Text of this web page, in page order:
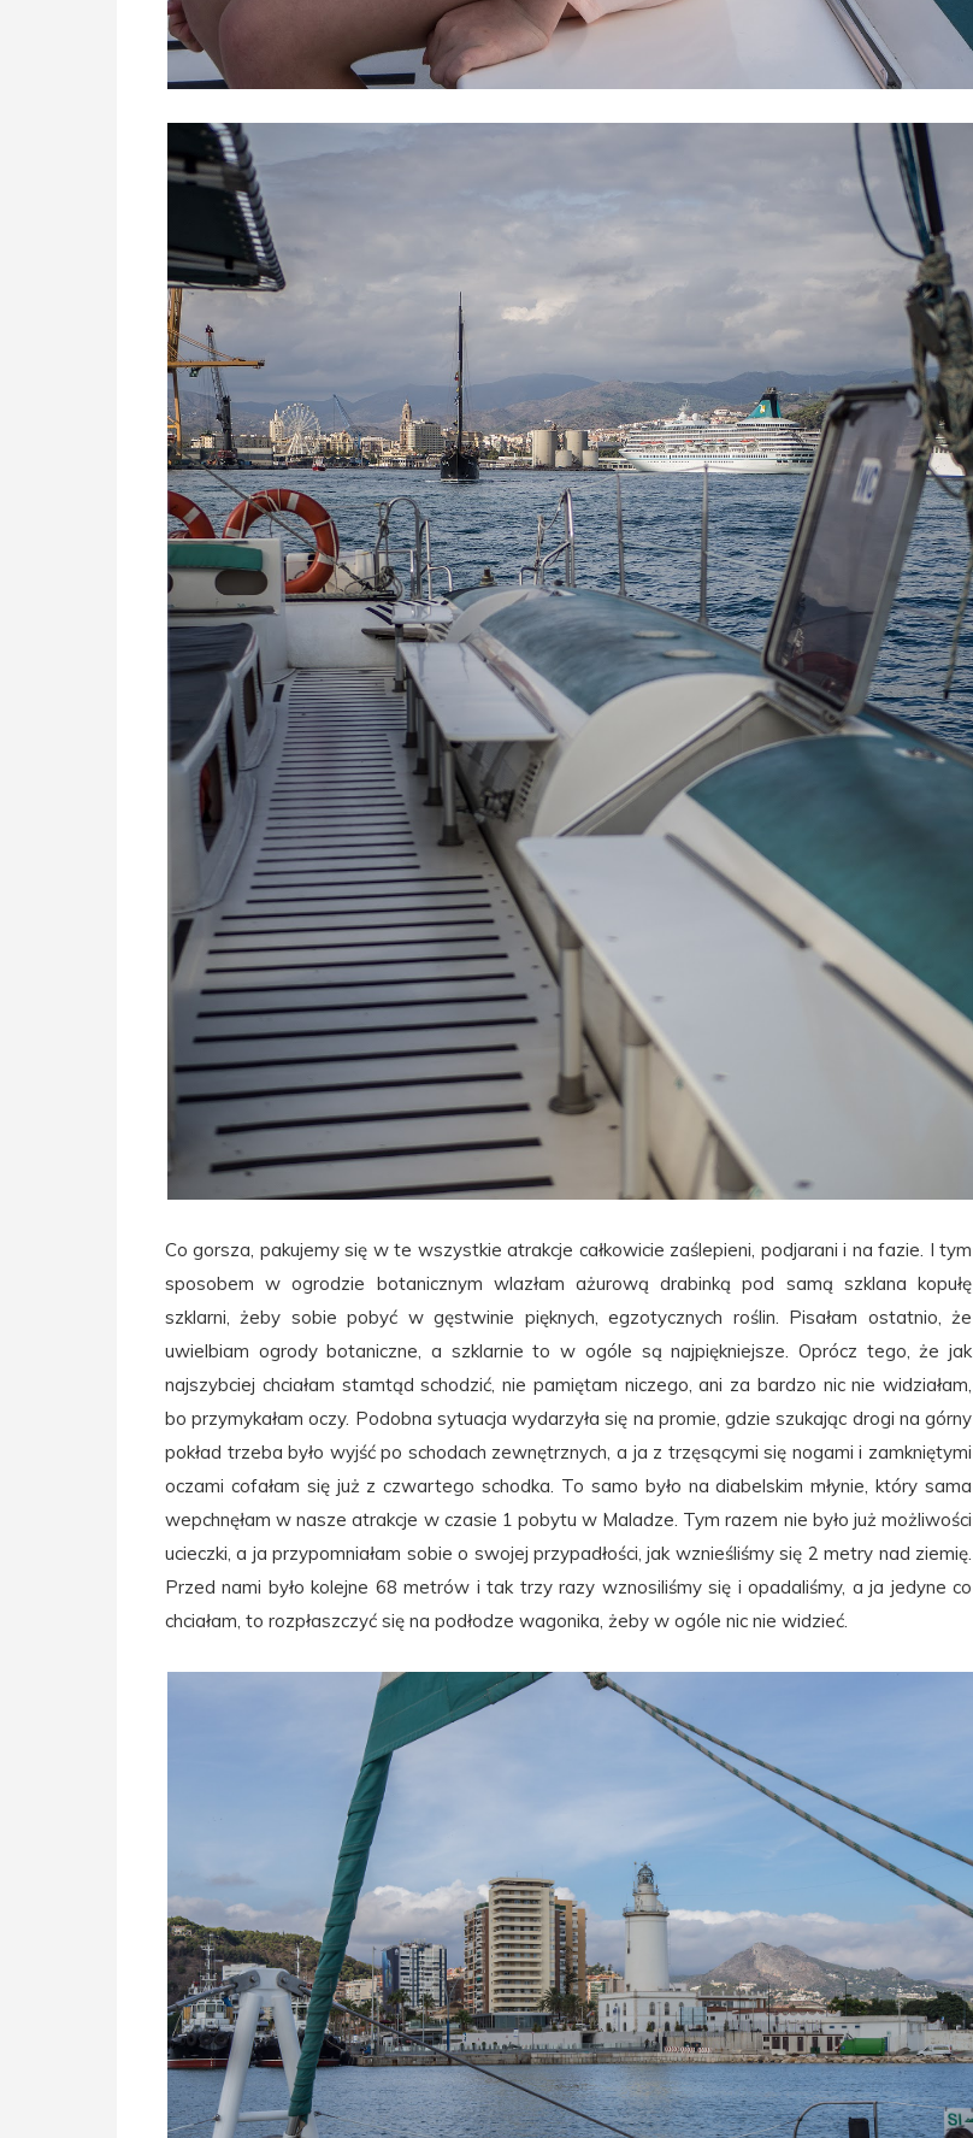
Co gorsza, pakujemy się w te wszystkie atrakcje całkowicie zaślepieni, podjarani i na fazie. I tym
sposobem w ogrodzie botanicznym wlazłam ażurową drabinką pod samą szklana kopułę
szklarni, żeby sobie pobyć w gęstwinie pięknych, egzotycznych roślin. Pisałam ostatnio, że
uwielbiam ogrody botaniczne, a szklarnie to w ogóle są najpiękniejsze. Oprócz tego, że jak
najszybciej chciałam stamtąd schodzić, nie pamiętam niczego, ani za bardzo nic nie widziałam,
bo przymykałam oczy. Podobna sytuacja wydarzyła się na promie, gdzie szukając drogi na górny
pokład trzeba było wyjść po schodach zewnętrznych, a ja z trzęsącymi się nogami i zamkniętymi
oczami cofałam się już z czwartego schodka. To samo było na diabelskim młynie, który sama
wepchnęłam w nasze atrakcje w czasie 1 pobytu w Maladze. Tym razem nie było już możliwości
ucieczki, a ja przypomniałam sobie o swojej przypadłości, jak wznieśliśmy się 2 metry nad ziemię.
Przed nami było kolejne 68 metrów i tak trzy razy wznosiliśmy się i opadaliśmy, a ja jedyne co
chciałam, to rozpłaszczyć się na podłodze wagonika, żeby w ogóle nic nie widzieć.